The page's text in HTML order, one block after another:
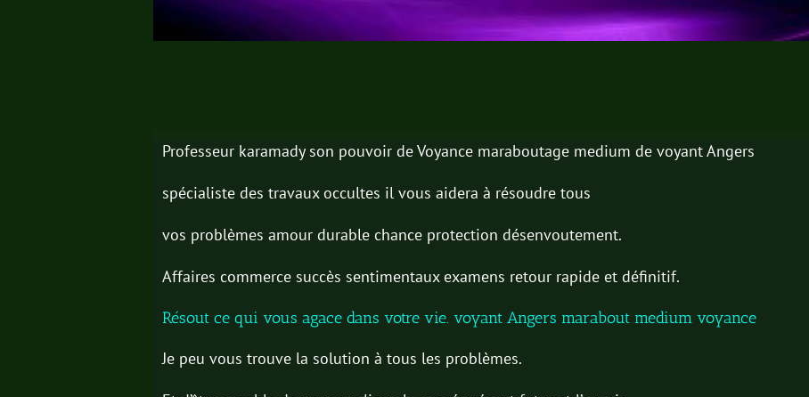
Professeur karamady son pouvoir de Voyance maraboutage medium de voyant Angers
spécialiste des travaux occultes il vous aidera à résoudre tous
vos problèmes amour durable chance protection désenvoutement.
Affaires commerce succès sentimentaux examens retour rapide et définitif.
Résout ce qui vous agace dans votre vie. voyant Angers marabout medium voyance
Je peu vous trouve la solution à tous les problèmes.